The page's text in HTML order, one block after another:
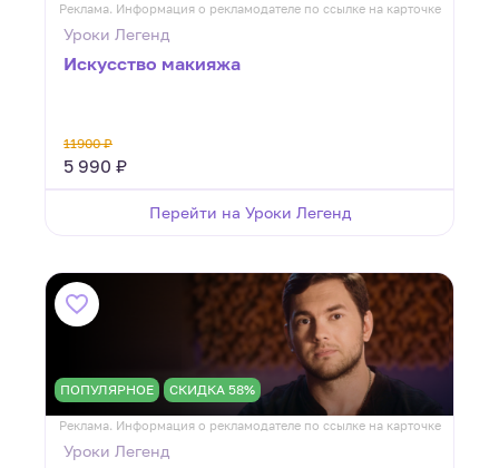
Реклама. Информация о рекламодателе по ссылке на карточке
Уроки Легенд
Искусство макияжа
11900 ₽
5 990 ₽
Перейти на Уроки Легенд
ПОПУЛЯРНОЕ СКИДКА 58%
Реклама. Информация о рекламодателе по ссылке на карточке
Уроки Легенд